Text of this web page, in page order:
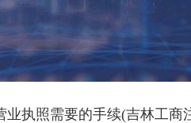
业执照需要的手续(吉林工商